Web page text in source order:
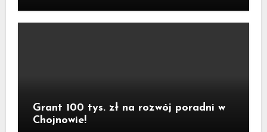
Grant 100 tys. zł na rozwój poradni w
Chojnowie!